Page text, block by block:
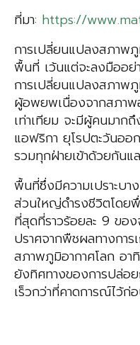
ที่มา: https://
การเปลี่ยนแปลงสภาพ
พื้นที่ เว้นแต่จะลงมืออย่
การเปลี่ยนแปลงสภาพ
ผู้อพยพเนื่องจากสภาพ
เท่าเทียม จะมีผู้คนมาก
แอฟริกา ยุโรปตะวันออ
รวมทุกฝ่ายเข้าด้วยกัน
พื้นที่ซึ่งมีความเปราะบา
ส่วนใหญ่ดำรงชีวิตโดย
ที่สุดที่ราวร้อยละ 9 ขอ
ปราศจากพืชผลทางการ
สภาพภูมิอากาศโลก อา
ยังทิศทางของการปล่อ
เร็วกว่าที่คาดการณ์ไว้ก่